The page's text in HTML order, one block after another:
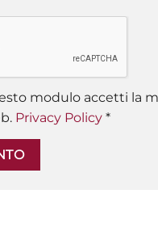
modulo accetti la
Privacy Policy *